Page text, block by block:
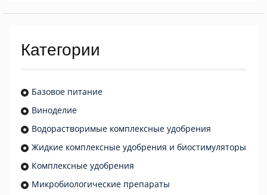
Категории
Базовое питание
Виноделие
Водорастворимые комплексные удобрения
Жидкие комплексные удобрения и биостимуляторы
Комплексные удобрения
Микробиологические препараты